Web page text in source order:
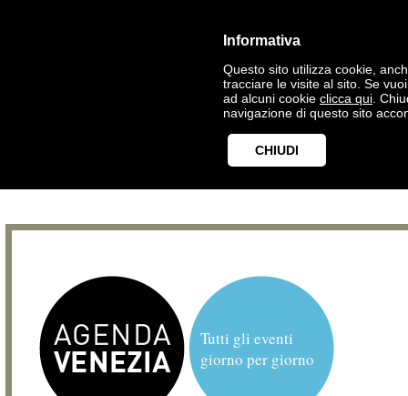
Informativa
Questo sito utilizza cookie,
tracciare le visite al sito. Se
ad alcuni cookie clicca qui .
navigazione di questo sito
CHIUDI
Tutti gli eventi
giorno per giorno